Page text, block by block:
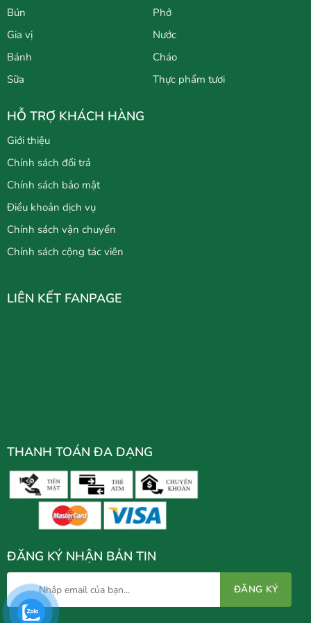
Bún
Phở
Gia vị
Nước
Bánh
Cháo
Sữa
Thực phẩm tươi
HỖ TRỢ KHÁCH HÀNG
Giới thiệu
Chính sách đổi trả
Chính sách bảo mật
Điều khoản dịch vụ
Chính sách vận chuyển
Chính sách cộng tác viên
LIÊN KẾT FANPAGE
THANH TOÁN ĐA DẠNG
ĐĂNG KÝ NHẬN BẢN TIN